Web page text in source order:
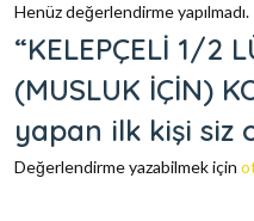
Henüz değerlendirme yapılmadı.
“KELEPÇELİ 1/2
(MUSLUK İÇİN)
yapan ilk kişi siz
Değerlendirme yazabilmek için